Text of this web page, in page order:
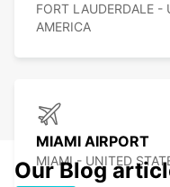
FORT LAUDERDALE -
AMERICA
MIAMI AIRPORT
MIAMI - UNITED
Our Blog